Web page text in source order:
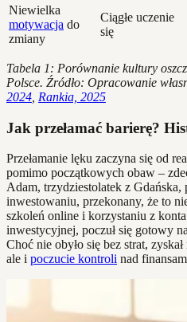
Niewielka
motywacja do
zmiany
Ciągłe uczenie
się
Tabela 1: Porównanie kultury
Polsce. Źródło: Opracowanie
2024 Rankia, 2025
Jak przełamać barierę?
Przełamanie lęku zaczyna się od
pomimo początkowych obaw –
Adam, trzydziestolatek z Gdańska,
inwestowaniu, przekonany, że to
szkoleń online i korzystaniu z
inwestycyjnej, poczuł się gotowy
Choć nie obyło się bez strat,
ale i poczucie kontroli nad